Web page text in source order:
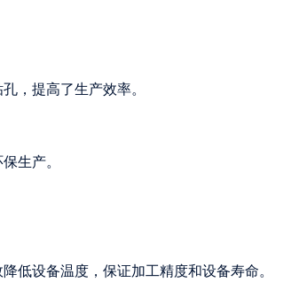
，提高了生产效率。
生产。
低设备温度，保证加工精度和设备寿命。